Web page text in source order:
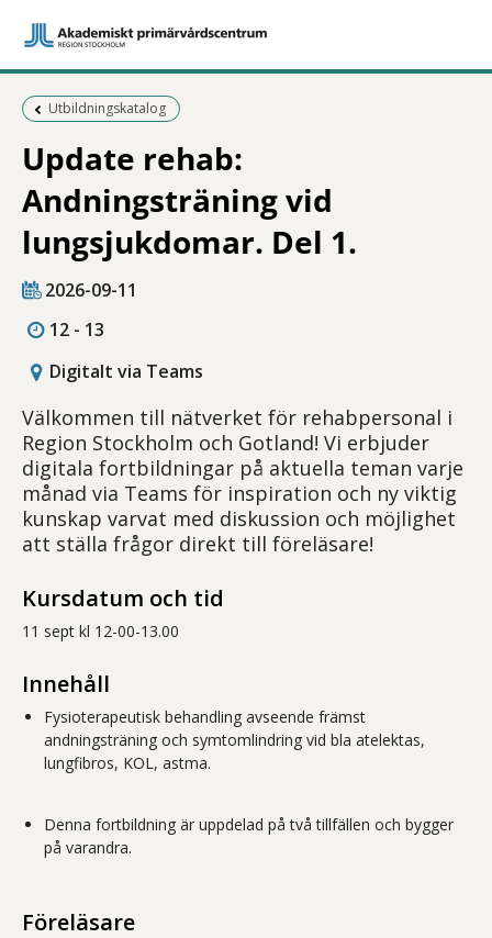
Föregående sida:
Utbildningskatalog
Update rehab:
Andningsträning vid
lungsjukdomar. Del 1.
2026-09-11
12 - 13
Digitalt via Teams
Välkommen till nätverket för rehabpersonal i
Region Stockholm och Gotland! Vi erbjuder
digitala fortbildningar på aktuella teman varje
månad via Teams för inspiration och ny viktig
kunskap varvat med diskussion och möjlighet
att ställa frågor direkt till föreläsare!
Kursdatum och tid
11 sept kl 12-00-13.00
Innehåll
Fysioterapeutisk behandling avseende främst
andningsträning och symtomlindring vid bla atelektas,
lungfibros, KOL, astma.
Denna fortbildning är uppdelad på två tillfällen och bygger
på varandra.
Föreläsare